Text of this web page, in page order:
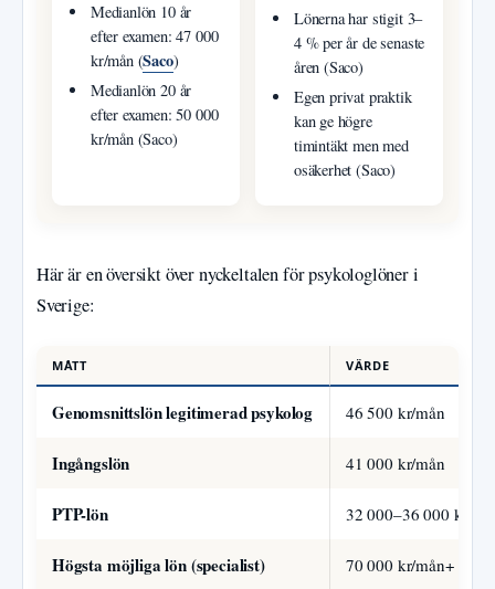
Medianlön 10 år
efter examen: 47 000
kr/mån (Saco)
Medianlön 20 år
efter examen: 50 000
kr/mån (Saco)
Lönerna har stigit 3–
4 % per år de senaste
åren (Saco)
Egen privat praktik
kan ge högre
timintäkt men med
osäkerhet (Saco)
Här är en översikt över nyckeltalen för psykologlöner i
Sverige:
MÅTT VÄRDE
Genomsnittslön legitimerad psykolog 46 500 kr/mån
Ingångslön 41 000 kr/mån
PTP-lön 32 000–36 000 kr/
Högsta möjliga lön (specialist) 70 000 kr/mån+